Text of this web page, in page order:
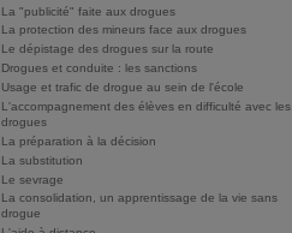
La "publicité" faite aux drogues
La protection des mineurs face aux drogues
Le dépistage des drogues sur la route
Drogues et conduite : les sanctions
Usage et trafic de drogue au sein de l'école
L'accompagnement des élèves en difficulté avec les
drogues
La préparation à la décision
La substitution
Le sevrage
La consolidation, un apprentissage de la vie sans
drogue